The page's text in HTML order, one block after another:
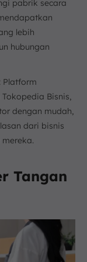
pabrik secara
lebih
hubungan
: Platform
Bisnis,
dengan mudah,
dari bisnis
Tangan